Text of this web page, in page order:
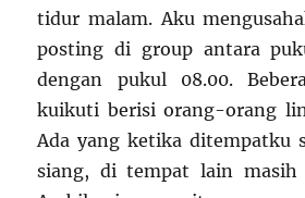
tidur malam. Aku
posting di group antara
dengan pukul 08.00.
kuikuti berisi orang-orang
Ada yang ketika ditempatku
siang, di tempat lain masih